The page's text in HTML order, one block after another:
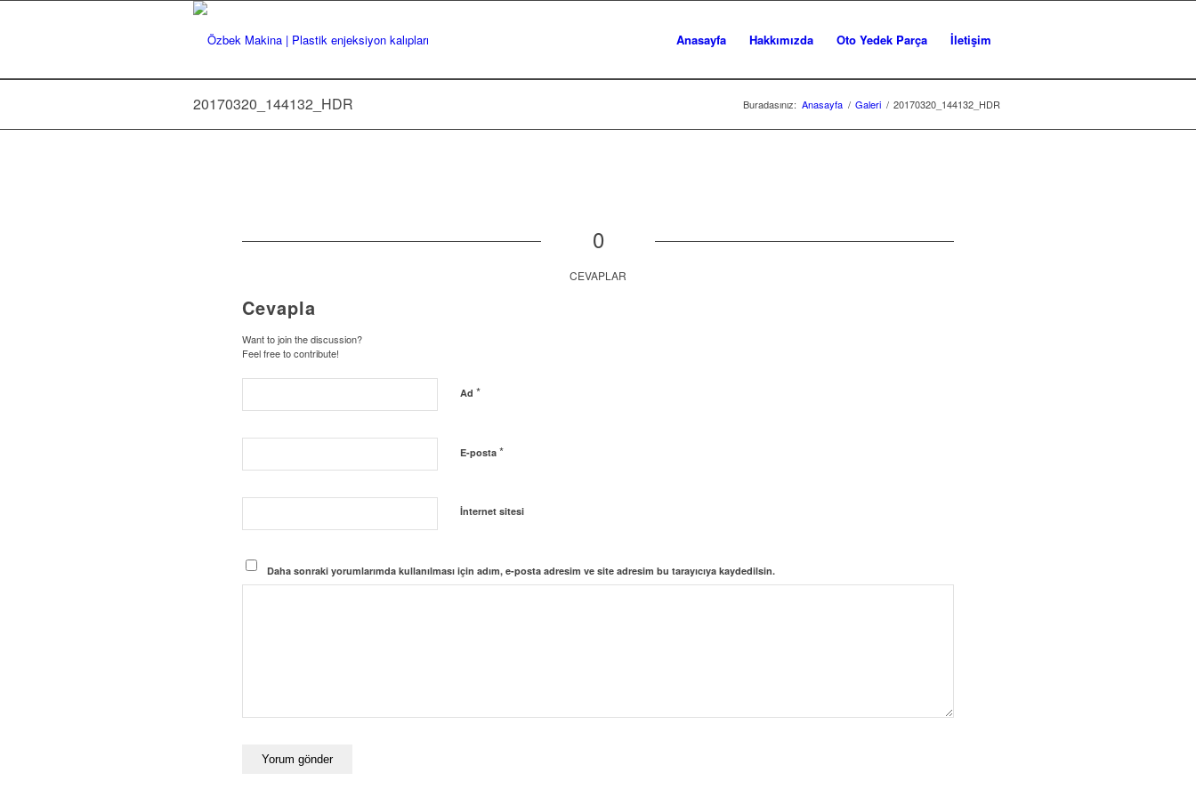
Anasayfa Hakkımızda Oto Yedek Parça İletişim
20170320_144132_HDR Buradasınız: Anasayfa / Galeri / 20170320_144132_HDR
0
CEVAPLAR
Cevapla
Want to join the discussion?
Feel free to contribute!
Ad *
E-posta *
İnternet sitesi
Daha sonraki yorumlarımda kullanılması için adım, e-posta adresim ve site adresim bu tarayıcıya kaydedilsin.